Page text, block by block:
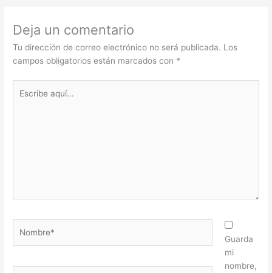
Deja un comentario
Tu dirección de correo electrónico no será publicada. Los
campos obligatorios están marcados con *
aquí...
Guarda
mi
nombre,